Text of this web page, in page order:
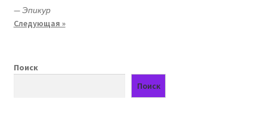
—Эпикур
Следующая »
Поиск
Поиск